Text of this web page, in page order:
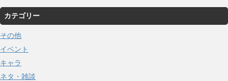
カテゴリー
その他
イベント
キャラ
ネタ・雑談